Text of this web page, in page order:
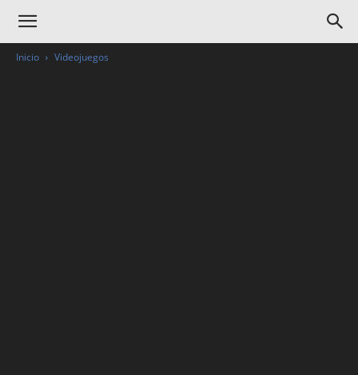
Inicio Videojuegos